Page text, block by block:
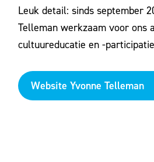
Leuk detail: sinds september
Telleman werkzaam voor ons
cultuureducatie en -
Website Yvonne Telleman